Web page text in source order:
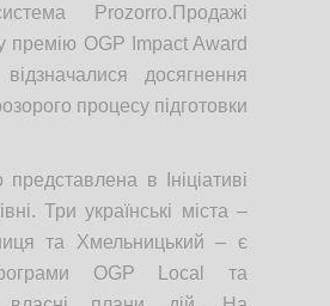
Prozorro.Продажі
премію OGP Impact Award
досягнення
процесу підготовки
представлена в Ініціативі
Три українські міста –
та Хмельницький – є
OGP Local та